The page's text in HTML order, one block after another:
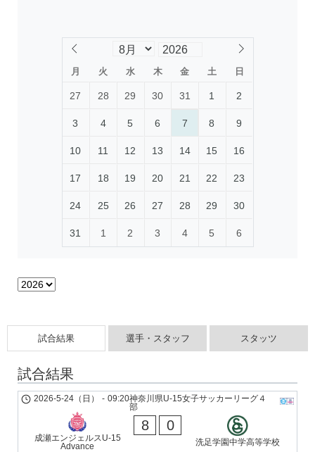
月 火 水 木 金 土 日
27 28 29 30 31 1 2
3 4 5 6 7 8 9
10 11 12 13 14 15 16
17 18 19 20 21 22 23
24 25 26 27 28 29 30
31 1 2 3 4 5 6
試合結果 選手・スタッフ スタッツ
試合結果
神奈川県U-15女子サッカーリーグ４
部
2026-5-24（日） - 09:20
成瀬エンジェルスU-15
Advance
8 0
洗足学園中学高等学校